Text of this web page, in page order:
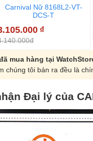
Carnival Nữ 8168L2-VT-
DCS-T
₫
mua hàng tại
chúng tôi bán ra đều là
Đại lý của